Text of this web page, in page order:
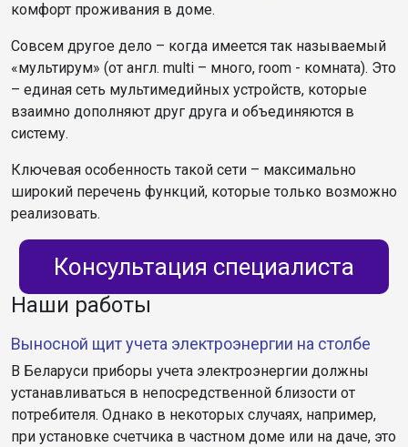
комфорт проживания в доме.
Совсем другое дело – когда имеется так называемый
«мультирум» (от англ. multi – много, room - комната). Это
– единая сеть мультимедийных устройств, которые
взаимно дополняют друг друга и объединяются в
систему.
Ключевая особенность такой сети – максимально
широкий перечень функций, которые только возможно
реализовать.
Консультация специалиста
Наши работы
Выносной щит учета электроэнергии на столбе
В Беларуси приборы учета электроэнергии должны
устанавливаться в непосредственной близости от
потребителя. Однако в некоторых случаях, например,
при установке счетчика в частном доме или на даче, это